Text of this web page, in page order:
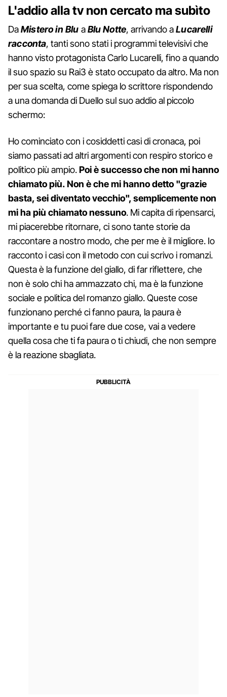
L'addio alla tv non cercato ma subìto
DaMistero in Blu aBlu Notte, arrivando aLucarelli
racconta, tanti sono stati i programmi televisivi che
hanno visto protagonista Carlo Lucarelli, fino a quando
il suo spazio su Rai3 è stato occupato da altro. Ma non
per sua scelta, come spiega lo scrittore rispondendo
a una domanda di Duello sul suo addio al piccolo
schermo:
Ho cominciato con i cosiddetti casi di cronaca, poi
siamo passati ad altri argomenti con respiro storico e
politico più ampio.Poi è successo che non mi hanno
chiamato più.Non è che mi hanno detto "grazie
basta, sei diventato vecchio", semplicemente non
mi ha più chiamato nessuno. Mi capita di ripensarci,
mi piacerebbe ritornare, ci sono tante storie da
raccontare a nostro modo, che per me è il migliore. Io
racconto i casi con il metodo con cui scrivo i romanzi.
Questa è la funzione del giallo, di far riflettere, che
non è solo chi ha ammazzato chi, ma è la funzione
sociale e politica del romanzo giallo. Queste cose
funzionano perché ci fanno paura, la paura è
importante e tu puoi fare due cose, vai a vedere
quella cosa che ti fa paura o ti chiudi, che non sempre
è la reazione sbagliata.